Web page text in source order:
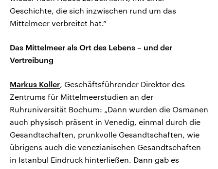
Geschichte, die sich inzwischen rund um das
Mittelmeer verbreitet hat.“
Das Mittelmeer als Ort des Lebens – und der
Vertreibung
Markus Koller, Geschäftsführender Direktor des
Zentrums für Mittelmeerstudien an der
Ruhruniversität Bochum: „Dann wurden die Osmanen
auch physisch präsent in Venedig, einmal durch die
Gesandtschaften, prunkvolle Gesandtschaften, wie
übrigens auch die venezianischen Gesandtschaften
in Istanbul Eindruck hinterließen. Dann gab es